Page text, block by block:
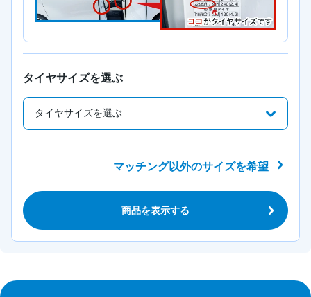
タイヤサイズを選ぶ
マッチング以外のサイズを希望
商品を表示する